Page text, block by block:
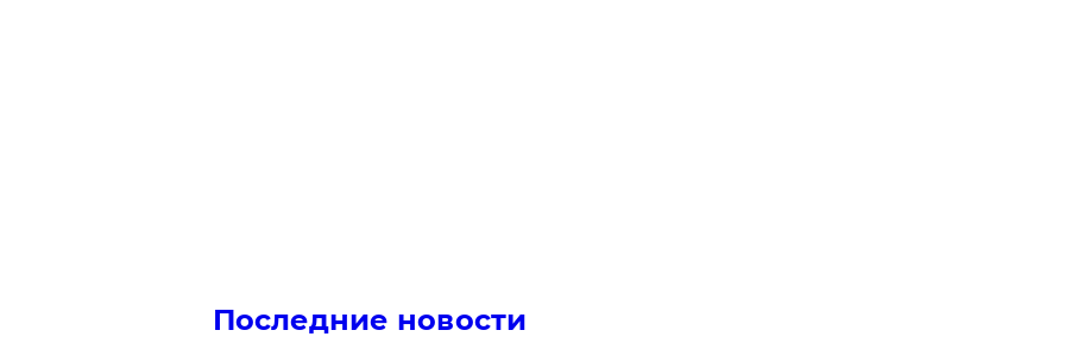
Последние новости